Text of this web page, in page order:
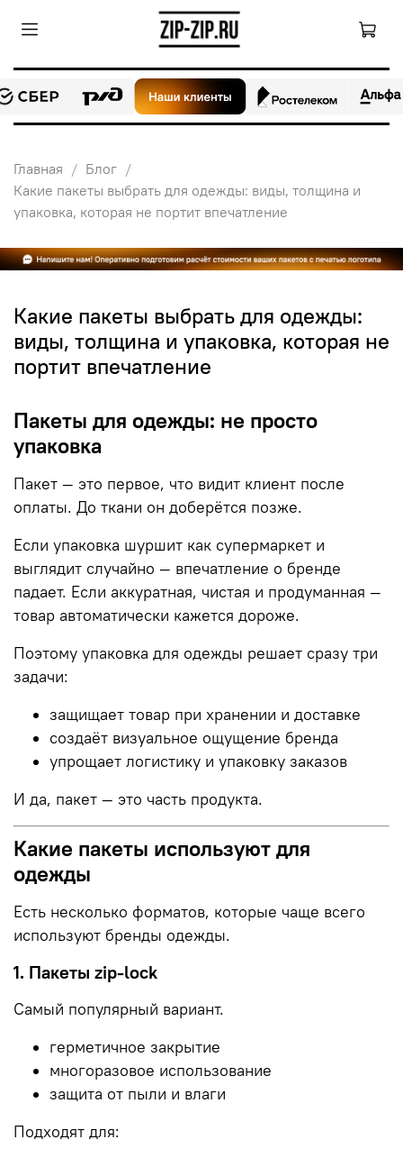
Главная
Блог
Какие пакеты выбрать для одежды: виды, толщина и
упаковка, которая не портит впечатление
Какие пакеты выбрать для одежды:
виды, толщина и упаковка, которая не
портит впечатление
Пакеты для одежды: не просто
упаковка
Пакет — это первое, что видит клиент после
оплаты. До ткани он доберётся позже.
Если упаковка шуршит как супермаркет и
выглядит случайно — впечатление о бренде
падает. Если аккуратная, чистая и продуманная —
товар автоматически кажется дороже.
Поэтому упаковка для одежды решает сразу три
задачи:
защищает товар при хранении и доставке
создаёт визуальное ощущение бренда
упрощает логистику и упаковку заказов
И да, пакет — это часть продукта.
Какие пакеты используют для
одежды
Есть несколько форматов, которые чаще всего
используют бренды одежды.
1. Пакеты zip-lock
Самый популярный вариант.
герметичное закрытие
многоразовое использование
защита от пыли и влаги
Подходят для: